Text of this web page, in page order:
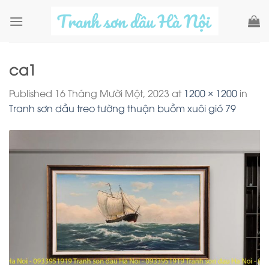
ca1
Published 16 Tháng Mười Một, 2023 at 1200 × 1200 in
Tranh sơn dầu treo tường thuận buồm xuôi gió 79